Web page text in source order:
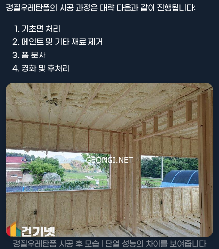
경질우레탄폼의 시공 과정은 대략 다음과 같이 진행됩니다:
기초면 처리
페인트 및 기타 재료 제거
폼 분사
경화 및 후처리
경질우레탄폼 시공 후 모습 | 단열 성능의 차이를 보여줍니다